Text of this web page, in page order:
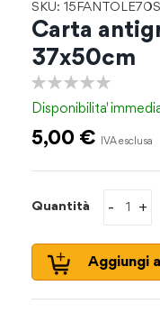
SKU: 15FANTOLE70S
Carta
37x50cm
Disponibilita'
5,00 €
Quantità +
-
Aggiungi
all'inizio
galleria